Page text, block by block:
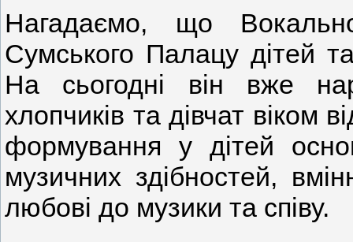
Нагадаємо, що
Сумського Палацу дітей
На сьогодні він вже
хлопчиків та дівчат віком
формування у дітей
музичних здібностей,
любові до музики та співу.